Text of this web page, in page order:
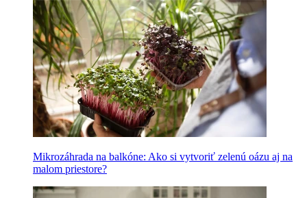
Mikrozáhrada na balkóne: Ako si vytvoriť zelenú oázu aj na
malom priestore?